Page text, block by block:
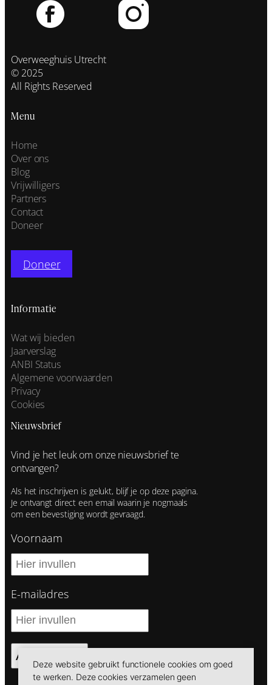
Overweeghuis Utrecht
© 2025
All Rights Reserved
Menu
Home
Over ons
Blog
Vrijwilligers
Partners
Contact
Doneer
Doneer
Informatie
Wat wij bieden
Jaarverslag
ANBI Status
Algemene voorwaarden
Privacy
Cookies
Nieuwsbrief
Vind je het leuk om onze nieuwsbrief te
ontvangen?
Als het inschrijven is gelukt, blijf je op deze pagina.
Je ontvangt direct een email waarin je nogmaals
om een bevestiging wordt gevraagd.
Voornaam
E-mailadres
Aanmelden
Deze website gebruikt functionele cookies om goed
te werken. Deze cookies verzamelen geen